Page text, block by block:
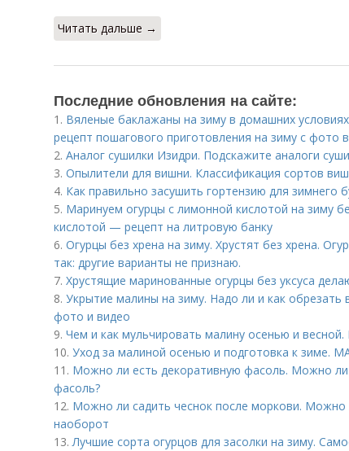
Читать дальше →
Последние обновления на сайте:
1. Вяленые баклажаны на зиму в домашних
рецепт пошагового приготовления на зиму с фото
2. Аналог сушилки Изидри. Подскажите аналоги
3. Опылители для вишни. Классификация сортов
4. Как правильно засушить гортензию для зимнего
5. Маринуем огурцы с лимонной кислотой на зиму
кислотой — рецепт на литровую банку
6. Огурцы без хрена на зиму. Хрустят без хрена.
так: другие варианты не признаю.
7. Хрустящие маринованные огурцы без уксуса
8. Укрытие малины на зиму. Надо ли и как обрезать
фото и видео
9. Чем и как мульчировать малину осенью и
10. Уход за малиной осенью и подготовка к
11. Можно ли есть декоративную фасоль. Можно
фасоль?
12. Можно ли садить чеснок после моркови. Можно
наоборот
13.Лучшие сорта огурцов для засолки на зиму.